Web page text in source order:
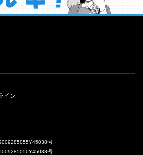
読み放題！ ジャンプルーキー！
イン
号
号